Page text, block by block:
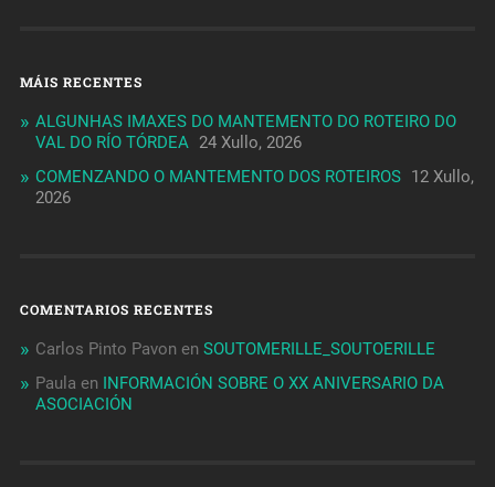
MÁIS RECENTES
ALGUNHAS IMAXES DO MANTEMENTO DO ROTEIRO DO
VAL DO RÍO TÓRDEA 24 Xullo, 2026
COMENZANDO O MANTEMENTO DOS ROTEIROS 12 Xullo,
2026
COMENTARIOS RECENTES
Carlos Pinto Pavon en SOUTOMERILLE_SOUTOERILLE
Paula en INFORMACIÓN SOBRE O XX ANIVERSARIO DA
ASOCIACIÓN